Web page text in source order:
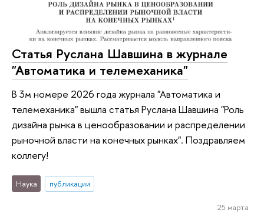
Статья Руслана Шавшина в журнале
"Автоматика и телемеханика"
В 3м номере 2026 года журнала "Автоматика и
телемеханика" вышла статья Руслана Шавшина "Роль
дизайна рынка в ценообразовании и распределении
рыночной власти на конечных рынках". Поздравляем
коллегу!
Наука публикации
25 марта